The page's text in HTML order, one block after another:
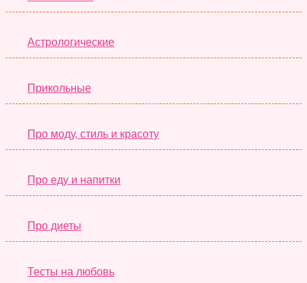
Астрологические
Прикольные
Про моду, стиль и красоту
Про еду и напитки
Про диеты
Тесты на любовь